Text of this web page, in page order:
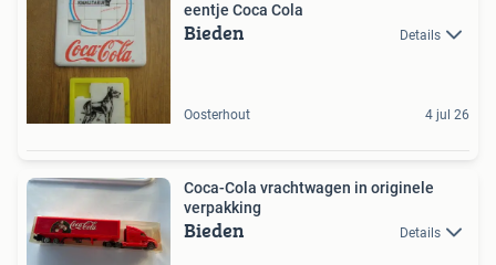
eentje Coca Cola
Bieden Details
Oosterhout 4 jul 26
Coca-Cola vrachtwagen in originele
verpakking
Bieden Details